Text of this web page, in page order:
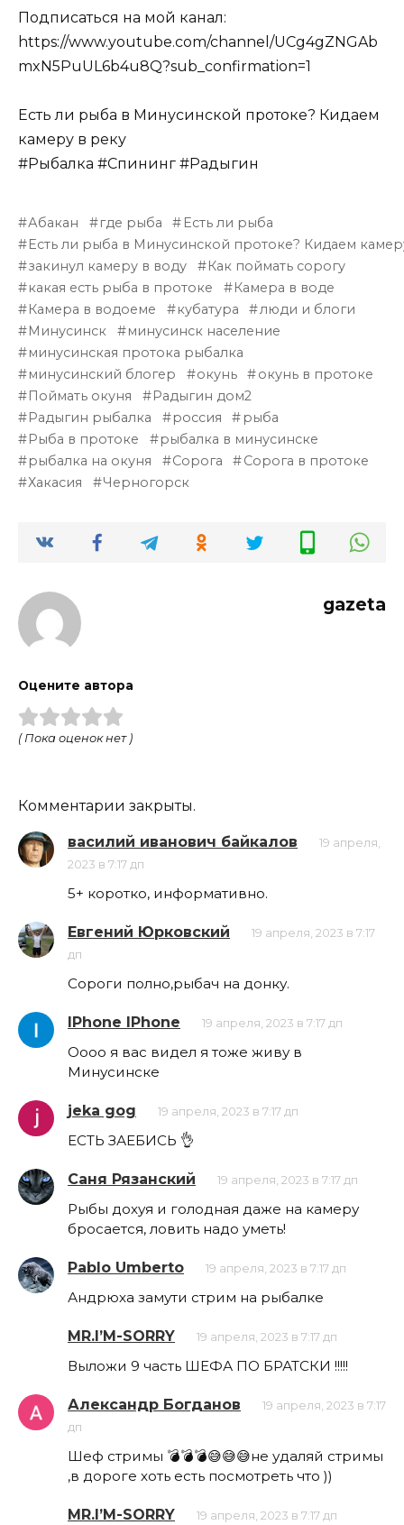
Подписаться на мой канал:
https://www.youtube.com/channel/UCg4gZNGAb
mxN5PuUL6b4u8Q?sub_confirmation=1
Есть ли рыба в Минусинской протоке? Кидаем
камеру в реку
#Рыбалка #Спининг #Радыгин
Абакан где рыба
Есть ли рыба
Есть ли рыба в Минусинской протоке? Кидаем
закинул камеру в воду
Как поймать сорогу
какая есть рыба в протоке
Камера в воде
Камера в водоеме
кубатура
люди и блоги
Минусинск
минусинск население
минусинская протока рыбалка
минусинский блогер
окунь
окунь в протоке
Поймать окуня
Радыгин дом2
Радыгин рыбалка
россия
рыба
Рыба в протоке
рыбалка в минусинске
рыбалка на окуня
Сорога
Сорога в протоке
Хакасия
Черногорск
gazeta
Оцените автора
( Пока оценок нет )
Комментарии закрыты.
василий иванович байкалов
19 апреля,
2023 в 7:17 дп
5+ коротко, информативно.
Евгений Юрковский
19 апреля, 2023 в 7:17
дп
Сороги полно,рыбач на донку.
IPhone IPhone 19 апреля, 2023 в 7:17 дп
Оооо я вас видел я тоже живу в
Минусинске
jeka gog 19 апреля, 2023 в 7:17 дп
ЕСТЬ ЗАЕБИСЬ 👌
Саня Рязанский 19 апреля, 2023 в 7:17 дп
Рыбы дохуя и голодная даже на камеру
бросается, ловить надо уметь!
Pablo Umberto 19 апреля, 2023 в 7:17 дп
Андрюха замути стрим на рыбалке
MR.I’M-SORRY 19 апреля, 2023 в 7:17 дп
Выложи 9 часть ШЕФА ПО БРАТСКИ !!!!!
Александр Богданов
19 апреля, 2023 в 7:17
дп
Шеф стримы 💣💣💣😅😅😅не удаляй стримы
,в дороге хоть есть посмотреть что ))
MR.I’M-SORRY 19 апреля, 2023 в 7:17 дп